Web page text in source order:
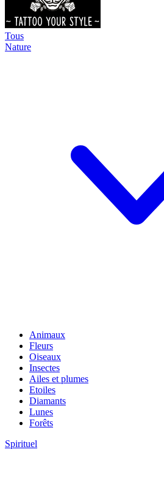
Tous
Nature
Animaux
Fleurs
Oiseaux
Insectes
Ailes et plumes
Etoiles
Diamants
Lunes
Forêts
Spirituel